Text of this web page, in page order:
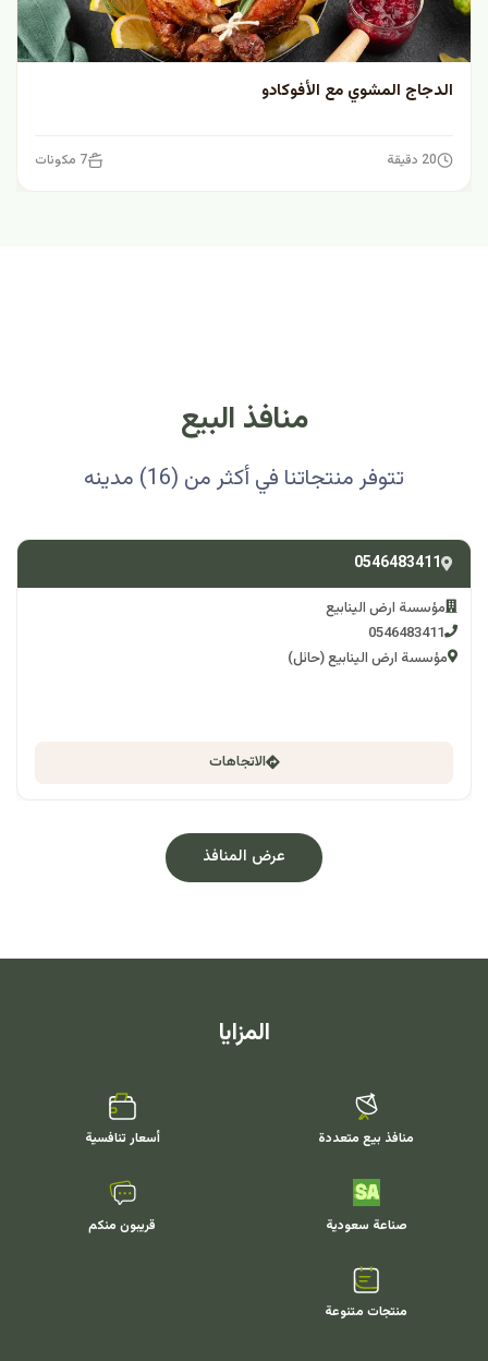
الدجاج المشوي مع الأفوكادو
20 دقيقة 7 مكونات
منافذ البيع
تتوفر منتجاتنا في أكثر من (16) مدينه
0546483411
مؤسسة ارض الينابيع
0546483411
مؤسسة ارض الينابيع (حائل)
الاتجاهات
عرض المنافذ
المزايا
منافذ بيع متعددة أسعار تنافسية
صناعة سعودية قريبون منكم
منتجات متنوعة